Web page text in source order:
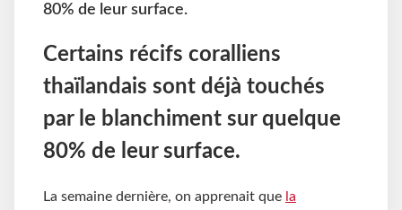
80% de leur surface.
Certains récifs coralliens
thaïlandais sont déjà touchés
par le blanchiment sur quelque
80% de leur surface.
La semaine dernière, on apprenait que la